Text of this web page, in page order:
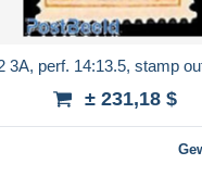
3A, perf. 14:13.5, stamp
± 231,18 $